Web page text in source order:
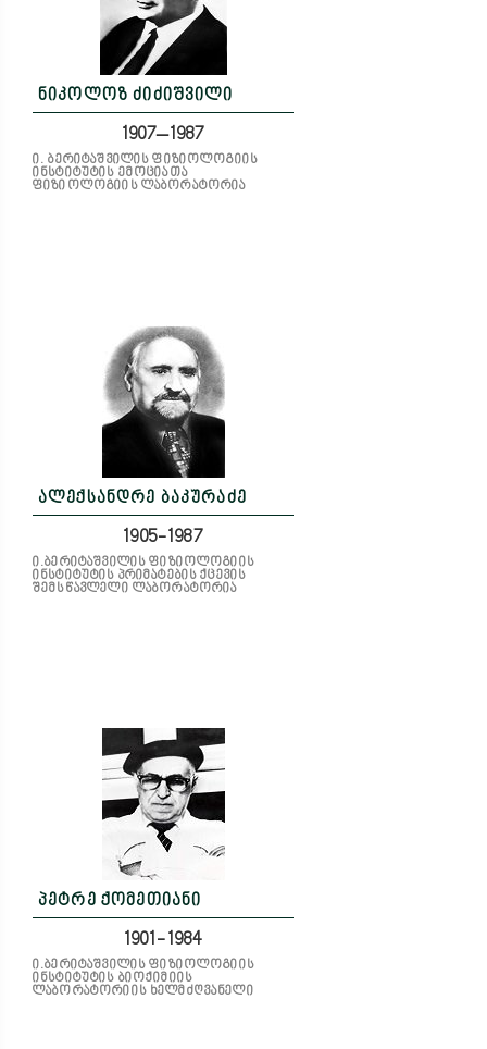
ნიკოლოზ ძიძიშვილი
1907–1987
ი. ბერიტაშვილის ფიზიოლოგიის
ინსტიტუტის ემოციათა
ფიზიოლოგიის ლაბორატორია
ალექსანდრე ბაკურაძე
1905-1987
ი.ბერიტაშვილის ფიზიოლოგიის
ინსტიტუტის პრიმატების ქცევის
შემსწავლელი ლაბორატორია
პეტრე ქომეთიანი
1901-1984
ი.ბერიტაშვილის ფიზიოლოგიის
ინსტიტუტის ბიოქიმიის
ლაბორატორიის ხელმძღვანელი